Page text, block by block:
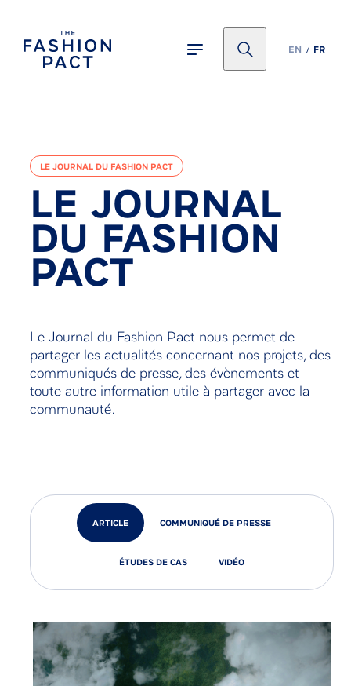
EN FR
LE JOURNAL DU FASHION PACT
LE JOURNAL
DU FASHION
PACT
Le Journal du Fashion Pact nous permet de
partager les actualités concernant nos projets, des
communiqués de presse, des évènements et
toute autre information utile à partager avec la
communauté.
ARTICLE COMMUNIQUÉ DE PRESSE
ÉTUDES DE CAS VIDÉO